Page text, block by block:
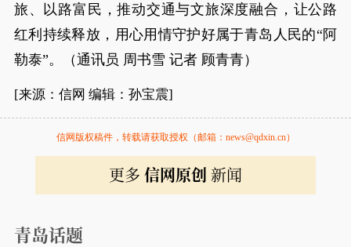
旅、以路富民，推动交通与文旅深度融合，让公路
红利持续释放，用心用情守护好属于青岛人民的“阿
勒泰”。（通讯员 周书雪 记者 顾青青）
[来源：信网 编辑：孙宝震]
信网版权稿件，转载请获取授权（邮箱：news@qdxin.cn）
更多 信网原创 新闻
青岛话题